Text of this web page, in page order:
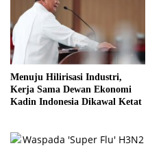
Menuju Hilirisasi Industri,
Kerja Sama Dewan Ekonomi
Kadin Indonesia Dikawal Ketat